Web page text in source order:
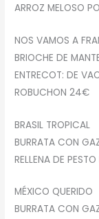
ARROZ MELOSO
NOS VAMOS A
BRIOCHE DE
ENTRECOT: DE
ROBUCHON 24€
BRASIL TROPICAL
BURRATA CON
RELLENA DE
MÉXICO QUERIDO
BURRATA CON